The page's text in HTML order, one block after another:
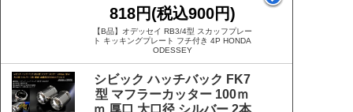
818円(税込900円)
【B品】オデッセイ RB3/4型 スカッフプレー
ト キッキングプレート フチ付き 4P HONDA
ODESSEY
シビック ハッチバック FK7
型 マフラーカッター 100ｍ
ｍ 厚口 大口径 シルバー 2本